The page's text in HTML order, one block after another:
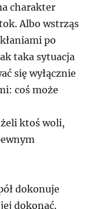
charakter
Albo wstrząs
po
taka sytuacja
się wyłącznie
coś może
ktoś woli,
dokonuje
dokonać.